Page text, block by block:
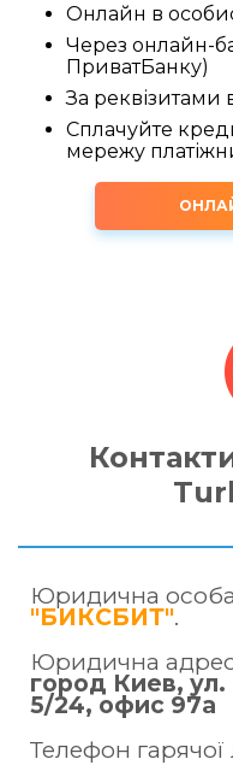
Онлайн в
Через онлайн-
ПриватБанку)
За реквізитами
Сплачуйте
мережу
Юридична
"БИКСБИТ".
Юридична
город Киев,
5/24, офис 97а
Телефон гарячої